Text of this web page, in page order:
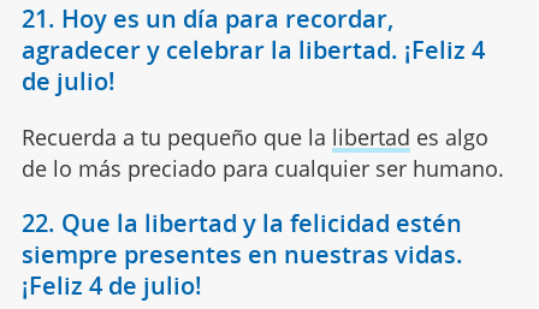
21. Hoy es un día para recordar,
agradecer y celebrar la libertad. ¡Feliz 4
de julio!
Recuerda a tu pequeño que la libertad es algo
de lo más preciado para cualquier ser humano.
22. Que la libertad y la felicidad estén
siempre presentes en nuestras vidas.
¡Feliz 4 de julio!